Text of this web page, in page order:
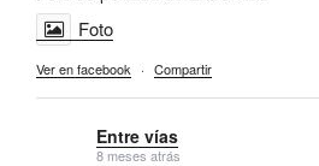
Foto
Ver en facebook · Compartir
Entre vías
8 meses atrás